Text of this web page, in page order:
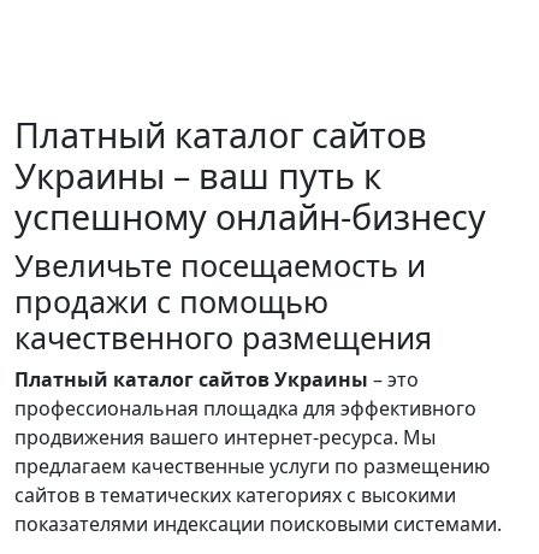
Платный каталог сайтов
Украины – ваш путь к
успешному онлайн-бизнесу
Увеличьте посещаемость и
продажи с помощью
качественного размещения
Платный каталог сайтов Украины – это
профессиональная площадка для эффективного
продвижения вашего интернет-ресурса. Мы
предлагаем качественные услуги по размещению
сайтов в тематических категориях с высокими
показателями индексации поисковыми системами.